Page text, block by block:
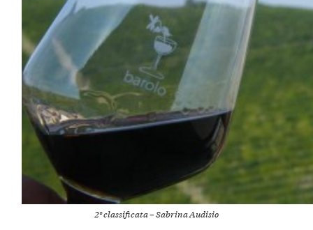
2° classificata – Sabrina Audisio